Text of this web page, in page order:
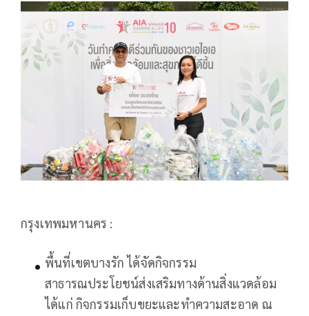
กรุงเทพมหานคร :
พื้นที่เขตบางรัก ได้จัดกิจกรรม
สาธารณประโยชน์ส่งเสริมทางด้านสิ่งแวดล้อม
ได้แก่ กิจกรรมเก็บขยะและทำความสะอาด ณ